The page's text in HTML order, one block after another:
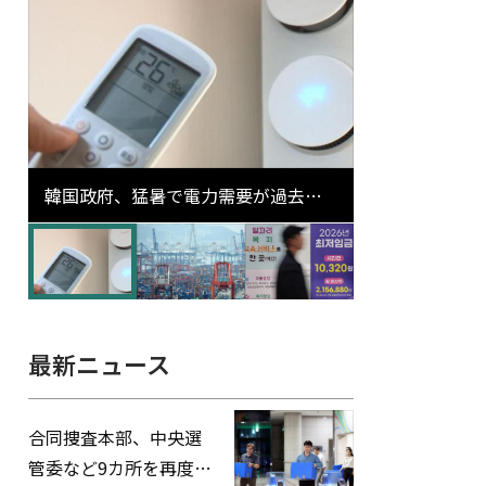
韓国政府、猛暑で電力需要が過去最
高更新の可能性に需給対応体制を点
検
最新ニュース
合同捜査本部、中央選
管委など9カ所を再度家